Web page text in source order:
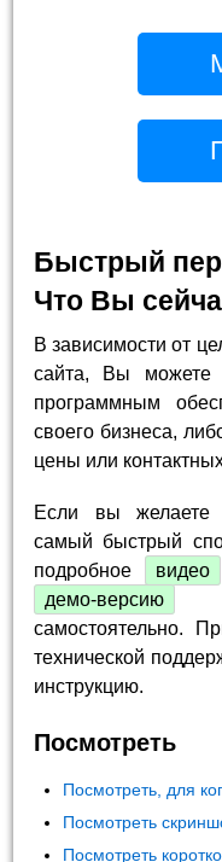
Быстрый
Что Вы
В зависимости от
сайта, Вы можете
программным
своего бизнеса,
цены или
Если вы желаете
самый быстрый
подробное
видео
демо-версию
и
самостоятельно.
технической
инструкцию.
Посмотреть
Посмотреть, для
Посмотреть
Посмотреть